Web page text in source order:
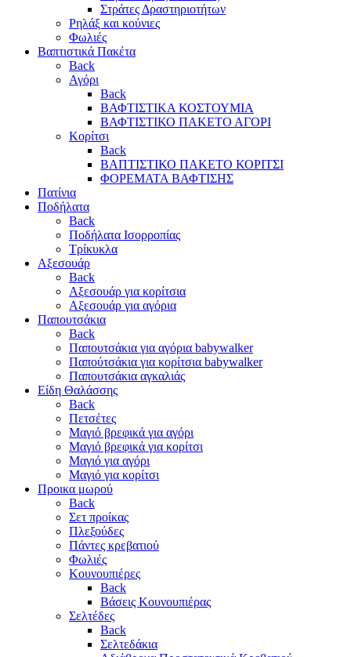
Στράτες Δραστηριοτήτων
Ρηλάξ και κούνιες
Φωλιές
Βαπτιστικά Πακέτα
Back
Αγόρι
Back
ΒΑΦΤΙΣΤΙΚΑ ΚΟΣΤΟΥΜΙΑ
ΒΑΦΤΙΣΤΙΚΟ ΠΑΚΕΤΟ ΑΓΟΡΙ
Κορίτσι
Back
ΒΑΠΤΙΣΤΙΚΟ ΠΑΚΕΤΟ ΚΟΡΙΤΣΙ
ΦΟΡΕΜΑΤΑ ΒΑΦΤΙΣΗΣ
Πατίνια
Ποδήλατα
Back
Ποδήλατα Ισορροπίας
Τρίκυκλα
Αξεσουάρ
Back
Αξεσουάρ για κορίτσια
Αξεσουάρ για αγόρια
Παπουτσάκια
Back
Παπουτσάκια για αγόρια babywalker
Παπούτσάκια για κορίτσια babywalker
Παπουτσάκια αγκαλιάς
Είδη Θαλάσσης
Back
Πετσέτες
Μαγιό βρεφικά για αγόρι
Μαγιό βρεφικά για κορίτσι
Μαγιό για αγόρι
Μαγιό για κορίτσι
Προικα μωρού
Back
Σετ προίκας
Πλεξούδες
Πάντες κρεβατιού
Φωλιές
Κουνουπιέρες
Back
Βάσεις Κουνουπιέρας
Σελτέδες
Back
Σελτεδάκια